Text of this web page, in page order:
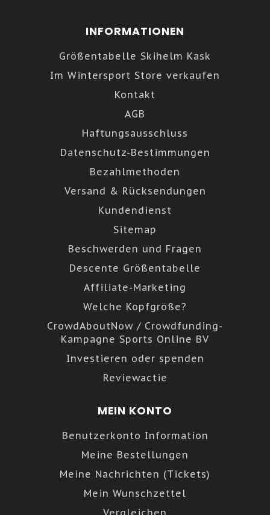
INFORMATIONEN
Größentabelle Skihelm Kask
Im Wintersport Store verkaufen
Kontakt
AGB
Haftungsausschluss
Datenschutz-Bestimmungen
Bezahlmethoden
Versand & Rücksendungen
Kundendienst
Sitemap
Beschwerden und Fragen
Descente Größentabelle
Affiliate-Marketing
Welche Kopfgröße?
CrowdAboutNow / Crowdfunding-
Kampagne Sports Online BV
Investieren oder spenden
Reviewactie
MEIN KONTO
Benutzerkonto Information
Meine Bestellungen
Meine Nachrichten (Tickets)
Mein Wunschzettel